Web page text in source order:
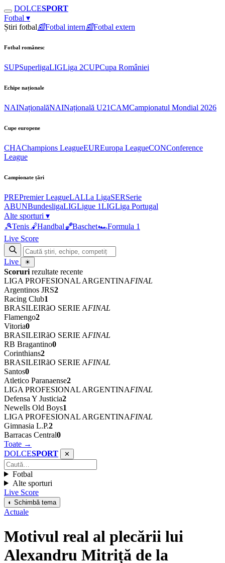
DOLCESPORT
Fotbal ▾
Știri fotbal📰Fotbal intern📰Fotbal extern
Fotbal românesc
SUPSuperligaLIGLiga 2CUPCupa României
Echipe naționale
NAINaționalăNAINațională U21CAMCampionatul Mondial 2026
Cupe europene
CHAChampions LeagueEUREuropa LeagueCONConference
League
Campionate țări
PREPremier LeagueLALLa LigaSERSerie
ABUNBundesligaLIGLigue 1LIGLiga Portugal
Alte sporturi ▾
🎾Tenis 🤾Handbal🏀Baschet🏎Formula 1
Live Score
Live ☀
Scoruri rezultate recente
LIGA PROFESIONAL ARGENTINAFINAL
Argentinos JRS2
Racing Club1
BRASILEIRãO SERIE AFINAL
Flamengo2
Vitoria0
BRASILEIRãO SERIE AFINAL
RB Bragantino0
Corinthians2
BRASILEIRãO SERIE AFINAL
Santos0
Atletico Paranaense2
LIGA PROFESIONAL ARGENTINAFINAL
Defensa Y Justicia2
Newells Old Boys1
LIGA PROFESIONAL ARGENTINAFINAL
Gimnasia L.P.2
Barracas Central0
Toate →
DOLCESPORT ✕
Fotbal
Alte sporturi
Live Score
◐ Schimbă tema
Actuale
Motivul real al plecării lui
Alexandru Mitriță de la